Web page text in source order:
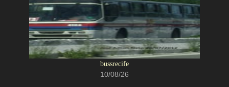
bussrecife
10/08/26